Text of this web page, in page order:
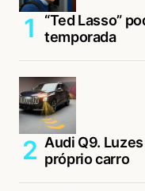
“Ted Lasso”
temporada
Audi Q9.
próprio carro